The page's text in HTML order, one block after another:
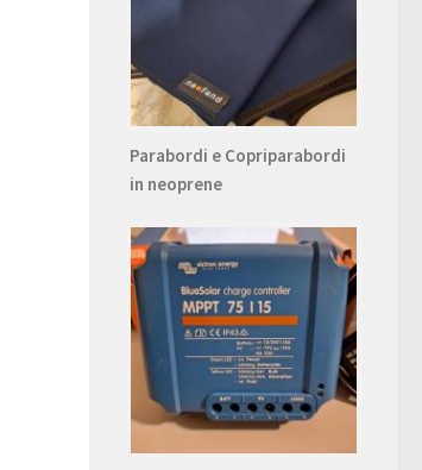
Parabordi e Copriparabordi
in neoprene